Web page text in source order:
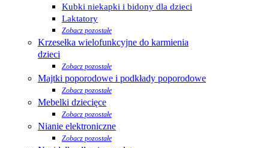
Kubki niekapki i bidony dla dzieci
Laktatory
Zobacz pozostałe
Krzesełka wielofunkcyjne do karmienia
dzieci
Zobacz pozostałe
Majtki poporodowe i podkłady poporodowe
Zobacz pozostałe
Mebelki dziecięce
Zobacz pozostałe
Nianie elektroniczne
Zobacz pozostałe